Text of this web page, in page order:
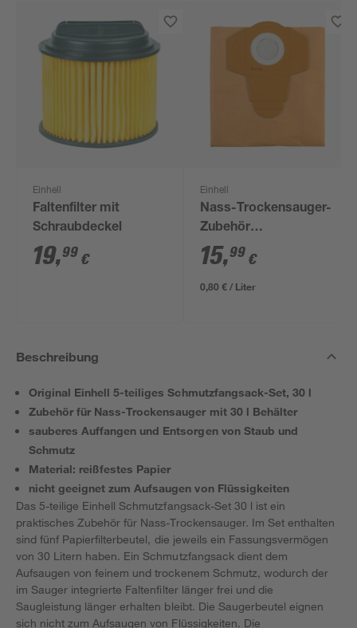
Einhell
Faltenfilter mit
Schraubdeckel
19,99 €
Einhell
Nass-Trockensauger-
Zubehör
Schmutzfangsack-Set
20 l 5-teilig
15,99 €
0,80 € / Liter
Beschreibung
Original Einhell 5-teiliges Schmutzfangsack-Set, 30 l
Zubehör für Nass-Trockensauger mit 30 l Behälter
sauberes Auffangen und Entsorgen von Staub und
Schmutz
Material: reißfestes Papier
nicht geeignet zum Aufsaugen von Flüssigkeiten
Das 5-teilige Einhell Schmutzfangsack-Set 30 l ist ein
praktisches Zubehör für Nass-Trockensauger. Im Set enthalten
sind fünf Papierfilterbeutel, die jeweils ein Fassungsvermögen
von 30 Litern haben. Ein Schmutzfangsack dient dem
Aufsaugen von feinem und trockenem Schmutz, wodurch der
im Sauger integrierte Faltenfilter länger frei und die
Saugleistung länger erhalten bleibt. Die Saugerbeutel eignen
sich nicht zum Aufsaugen von Flüssigkeiten. Die